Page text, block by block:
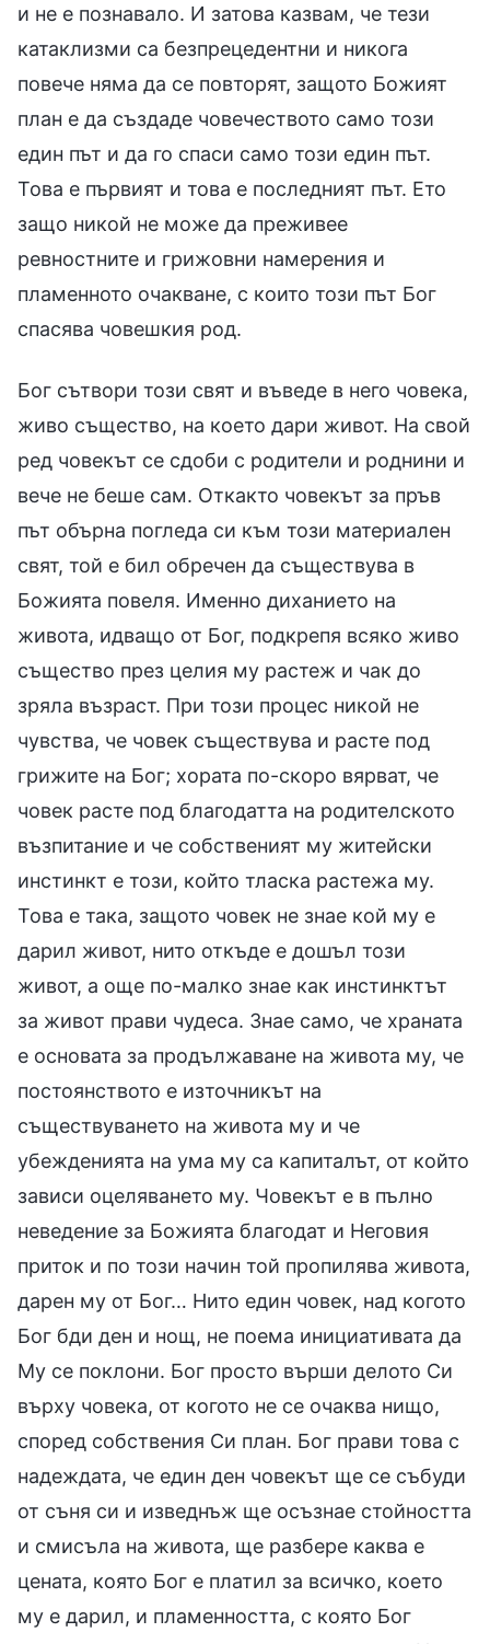
и не е познавало. И затова казвам, че тези
катаклизми са безпрецедентни и никога
повече няма да се повторят, защото Божият
план е да създаде човечеството само този
един път и да го спаси само този един път.
Това е първият и това е последният път. Ето
защо никой не може да преживее
ревностните и грижовни намерения и
пламенното очакване, с които този път Бог
спасява човешкия род.
Бог сътвори този свят и въведе в него човека,
живо същество, на което дари живот. На свой
ред човекът се сдоби с родители и роднини и
вече не беше сам. Откакто човекът за пръв
път обърна погледа си към този материален
свят, той е бил обречен да съществува в
Божията повеля. Именно диханието на
живота, идващо от Бог, подкрепя всяко живо
същество през целия му растеж и чак до
зряла възраст. При този процес никой не
чувства, че човек съществува и расте под
грижите на Бог; хората по-скоро вярват, че
човек расте под благодатта на родителското
възпитание и че собственият му житейски
инстинкт е този, който тласка растежа му.
Това е така, защото човек не знае кой му е
дарил живот, нито откъде е дошъл този
живот, а още по-малко знае как инстинктът
за живот прави чудеса. Знае само, че храната
е основата за продължаване на живота му, че
постоянството е източникът на
съществуването на живота му и че
убежденията на ума му са капиталът, от който
зависи оцеляването му. Човекът е в пълно
неведение за Божията благодат и Неговия
приток и по този начин той пропилява живота,
дарен му от Бог… Нито един човек, над когото
Бог бди ден и нощ, не поема инициативата да
Му се поклони. Бог просто върши делото Си
върху човека, от когото не се очаква нищо,
според собствения Си план. Бог прави това с
надеждата, че един ден човекът ще се събуди
от съня си и изведнъж ще осъзнае стойността
и смисъла на живота, ще разбере каква е
цената, която Бог е платил за всичко, което
му е дарил, и пламенността, с която Бог